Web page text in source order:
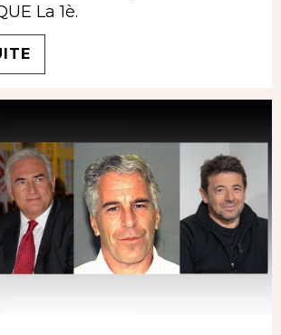
La 1è.